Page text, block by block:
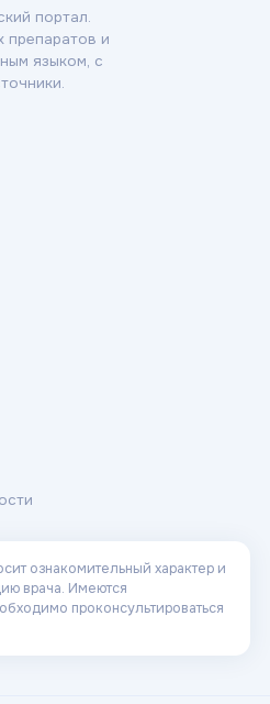
портал.
препаратов и
языком, с
ознакомительный характер и
врача. Имеются
проконсультироваться